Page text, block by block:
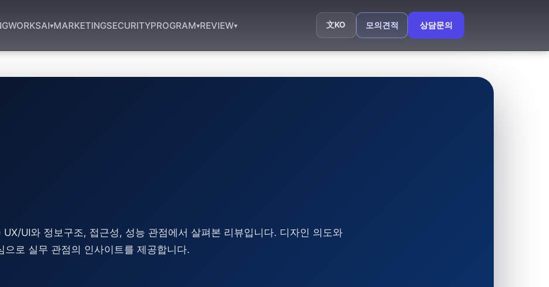
WORKSAI▾MARKETINGSECURITYPROGRAM▾REVIEW▾ 文KO 모의견적 상담문의
UI와 정보구조, 접근성, 성능 관점에서 살펴본 리뷰입니다. 디자인 의도와
로 실무 관점의 인사이트를 제공합니다.